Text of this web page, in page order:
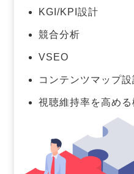
KGI/KPI設計
競合分析
VSEO
コンテンツマップ設
視聴維持率を高める